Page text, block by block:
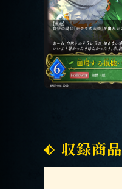
収録商品